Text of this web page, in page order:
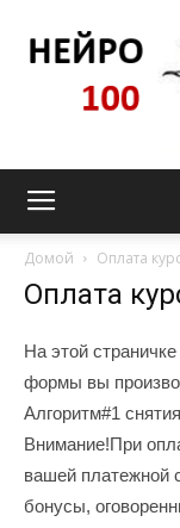
Домой Оплата
Оплата
На этой
формы вы
Алгоритм#1
Внимание!При
вашей платежной
бонусы,